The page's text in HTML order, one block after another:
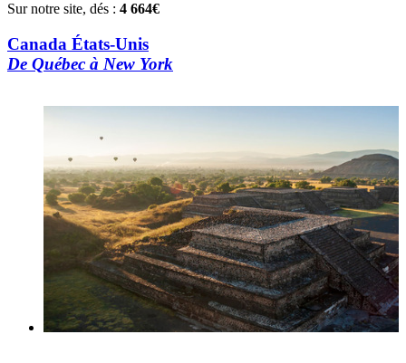
Sur notre site, dés : 4 664€
Canada États-Unis
De Québec à New York